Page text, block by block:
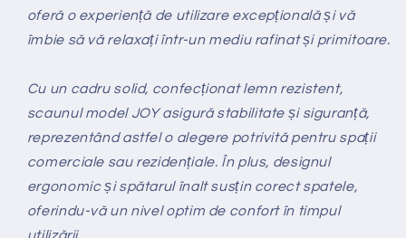
oferă o experiență de utilizare excepțională și vă
îmbie să vă relaxați într-un mediu rafinat și primitoare.
Cu un cadru solid, confecționat lemn rezistent,
scaunul model JOY asigură stabilitate și siguranță,
reprezentând astfel o alegere potrivită pentru spații
comerciale sau rezidențiale. În plus, designul
ergonomic și spătarul înalt susțin corect spatele,
oferindu-vă un nivel optim de confort în timpul
utilizării.